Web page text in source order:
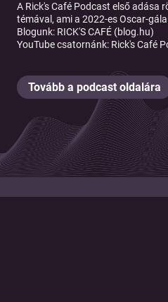
A Rick's Café Podcast első adása
témával, ami a 2022-es Oscar-
Blogunk: RICK'S CAFÉ (blog.hu)
YouTube csatornánk: Rick's Café
Tovább a podcast oldalára